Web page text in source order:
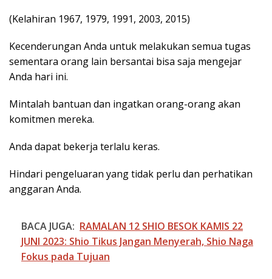
(Kelahiran 1967, 1979, 1991, 2003, 2015)
Kecenderungan Anda untuk melakukan semua tugas
sementara orang lain bersantai bisa saja mengejar
Anda hari ini.
Mintalah bantuan dan ingatkan orang-orang akan
komitmen mereka.
Anda dapat bekerja terlalu keras.
Hindari pengeluaran yang tidak perlu dan perhatikan
anggaran Anda.
BACA JUGA: RAMALAN 12 SHIO BESOK KAMIS 22
JUNI 2023: Shio Tikus Jangan Menyerah, Shio Naga
Fokus pada Tujuan